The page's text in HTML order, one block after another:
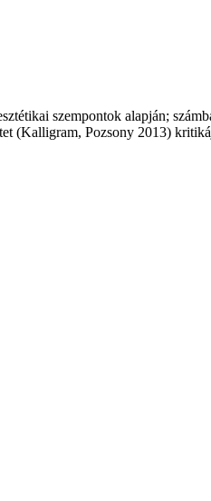
szempontok alapján;
(Kalligram, Pozsony 2013)